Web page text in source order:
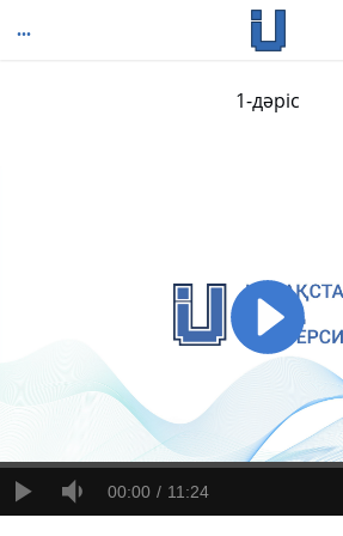
1-дәріс
00:00 11:24